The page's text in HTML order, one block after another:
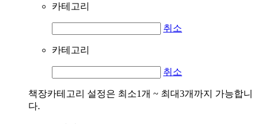
카테고리
취소
카테고리
취소
책장카테고리 설정은 최소1개 ~ 최대3개까지 가능합니
다.